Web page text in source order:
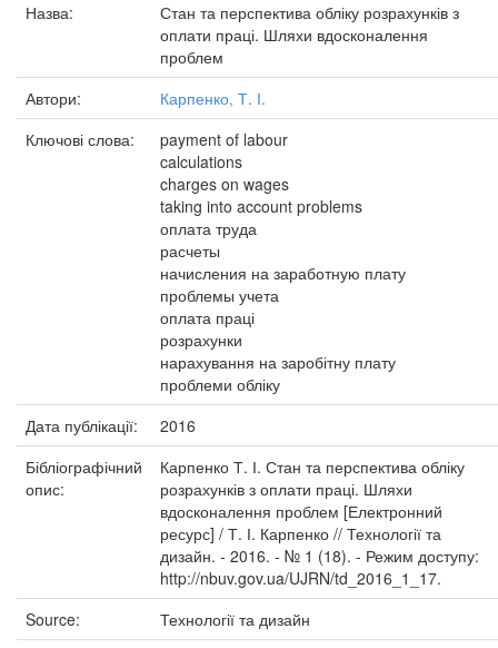
Назва:
Стан та перспектива обліку розрахунків з
оплати праці. Шляхи вдосконалення
проблем
Автори:
Карпенко, Т. І.
Ключові слова:
payment of labour
calculations
charges on wages
taking into account problems
оплата труда
расчеты
начисления на заработную плату
проблемы учета
оплата праці
розрахунки
нарахування на заробітну плату
проблеми обліку
Дата публікації:
2016
Бібліографічний
опис:
Карпенко Т. І. Стан та перспектива обліку
розрахунків з оплати праці. Шляхи
вдосконалення проблем [Електронний
ресурс] / Т. І. Карпенко // Технології та
дизайн. - 2016. - № 1 (18). - Режим доступу:
http://nbuv.gov.ua/UJRN/td_2016_1_17.
Source:
Технології та дизайн